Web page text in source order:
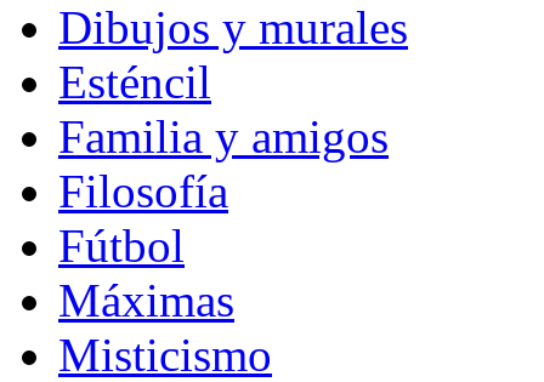
Dibujos y murales
Esténcil
Familia y amigos
Filosofía
Fútbol
Máximas
Misticismo